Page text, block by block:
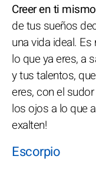
Creer en ti mismo
de tus sueños
una vida ideal.
lo que ya eres, a
y tus talentos,
eres, con el
los ojos a lo que
exalten!
Escorpio